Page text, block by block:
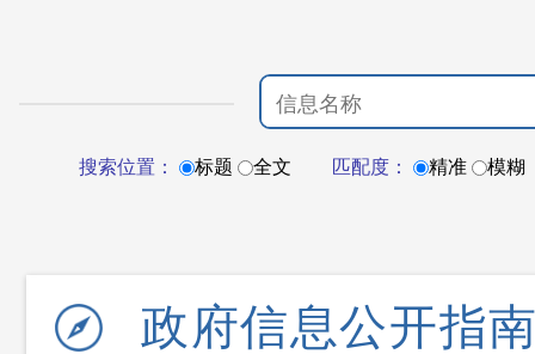
搜索位置： 标题 全文 匹配度： 精准 模糊
政府信息公开指